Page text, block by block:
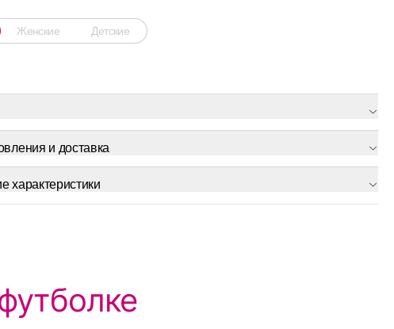
Женские Детские
и доставка
характеристики